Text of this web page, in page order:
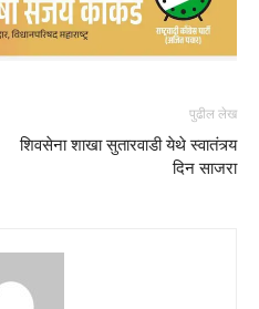
पुढील लेख
शिवसेना शाखा सुतारवाडी येथे स्वातंत्र्य
दिन साजरा